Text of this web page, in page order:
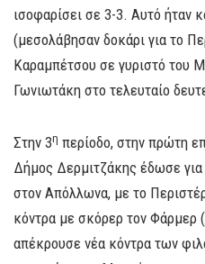
ισοφαρίσει σε 3-3. Αυτό ήταν
(μεσολάβησαν δοκάρι για το
Καραμπέτσου σε γυριστό του
Γωνιωτάκη στο τελευταίο
Στην 3η περίοδο, στην πρώτη
Δήμος Δερμιτζάκης έδωσε
στον Απόλλωνα, με το
κόντρα με σκόρερ τον Φάρμερ
απέκρουσε νέα κόντρα των